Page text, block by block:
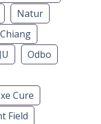
Natur
Odbo
Cure
Field